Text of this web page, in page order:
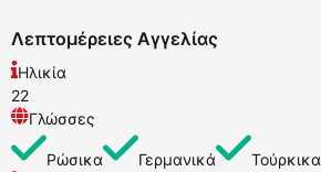
Λεπτομέρειες Αγγελίας
Ηλικία
22
Γλώσσες
Ρώσικα Γερμανικά
Τούρκικα